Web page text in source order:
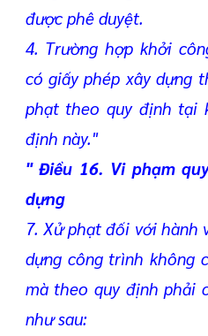
được phê duyệt.
4. Trường hợp khởi
có giấy phép xây dựng
phạt theo quy định tại
định này."
" Điều 16. Vi phạm
dựng
7. Xử phạt đối với hành
dựng công trình không
mà theo quy định phải
như sau: